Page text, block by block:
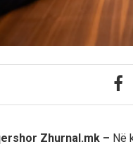
Zhurnal.mk – Në